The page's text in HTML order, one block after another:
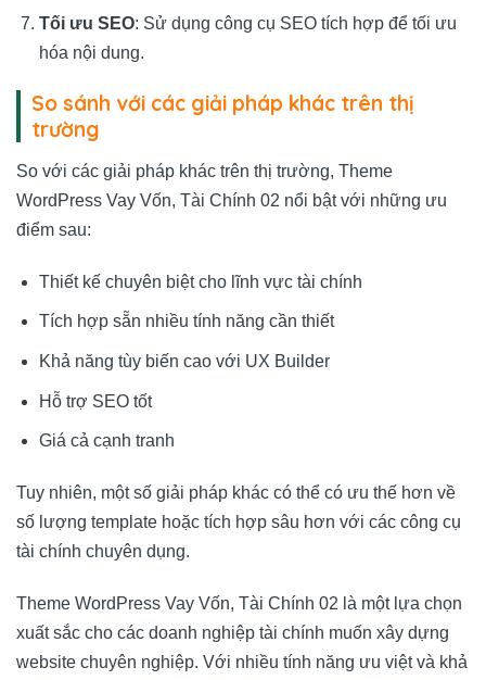
Tối ưu SEO: Sử dụng công cụ SEO tích hợp để tối ưu
hóa nội dung.
So sánh với các giải pháp khác trên thị
trường
So với các giải pháp khác trên thị trường, Theme
WordPress Vay Vốn, Tài Chính 02 nổi bật với những ưu
điểm sau:
Thiết kế chuyên biệt cho lĩnh vực tài chính
Tích hợp sẵn nhiều tính năng cần thiết
Khả năng tùy biến cao với UX Builder
Hỗ trợ SEO tốt
Giá cả cạnh tranh
Tuy nhiên, một số giải pháp khác có thể có ưu thế hơn về
số lượng template hoặc tích hợp sâu hơn với các công cụ
tài chính chuyên dụng.
Theme WordPress Vay Vốn, Tài Chính 02 là một lựa chọn
xuất sắc cho các doanh nghiệp tài chính muốn xây dựng
website chuyên nghiệp. Với nhiều tính năng ưu việt và khả